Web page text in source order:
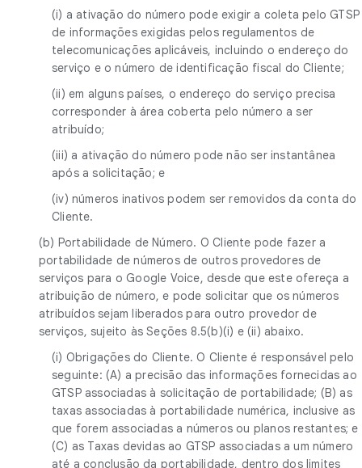
(i) a ativação do número pode exigir a coleta pelo GTSP
de informações exigidas pelos regulamentos de
telecomunicações aplicáveis, incluindo o endereço do
serviço e o número de identificação fiscal do Cliente;
(ii) em alguns países, o endereço do serviço precisa
corresponder à área coberta pelo número a ser
atribuído;
(iii) a ativação do número pode não ser instantânea
após a solicitação; e
(iv) números inativos podem ser removidos da conta do
Cliente.
(b) Portabilidade de Número. O Cliente pode fazer a
portabilidade de números de outros provedores de
serviços para o Google Voice, desde que este ofereça a
atribuição de número, e pode solicitar que os números
atribuídos sejam liberados para outro provedor de
serviços, sujeito às Seções 8.5(b)(i) e (ii) abaixo.
(i) Obrigações do Cliente. O Cliente é responsável pelo
seguinte: (A) a precisão das informações fornecidas ao
GTSP associadas à solicitação de portabilidade; (B) as
taxas associadas à portabilidade numérica, inclusive as
que forem associadas a números ou planos restantes; e
(C) as Taxas devidas ao GTSP associadas a um número
até a conclusão da portabilidade, dentro dos limites